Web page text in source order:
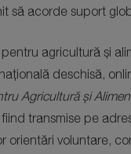
să acorde suport
agricultură și
deschisă,
Agricultură și
transmise pe
orientări voluntare,